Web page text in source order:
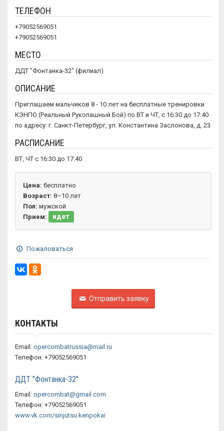
ТЕЛЕФОН
+79052569051
+79052569051
МЕСТО
ДДТ "Фонтанка-32" (филиал)
ОПИСАНИЕ
Приглашаем мальчиков 8 - 10 лет на бесплатные тренировки
КЭНПО (Реальный Рукопашный Бой) по ВТ и ЧТ, с 16:30 до 17:40
по адресу: г. Санкт-Петербург, ул. Константина Заслонова, д. 23
РАСПИСАНИЕ
ВТ, ЧТ с 16:30 до 17:40
Цена: бесплатно
Возраст: 8–10 лет
Пол: мужской
Прием:
идет
Пожаловаться
Отправить заявку
КОНТАКТЫ
Email: opercombatrussia@mail.ru
Телефон: +79052569051
ДДТ "Фонтанка-32"
Email: opercombat@gmail.com
Телефон: +79052569051
www.vk.com/sinjutsu.kenpokai